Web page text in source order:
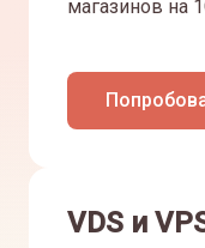
магазинов на
VDS и